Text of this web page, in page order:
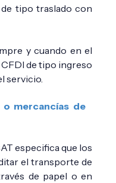
tipo traslado con
y cuando en el
de tipo ingreso
servicio.
o mercancías de
especifica que los
el transporte de
de papel o en